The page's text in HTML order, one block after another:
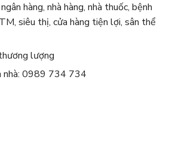
hàng, nhà hàng, nhà thuốc, bệnh
siêu thị, cửa hàng tiện lợi, sân thể
lượng
nhà: 0989 734 734